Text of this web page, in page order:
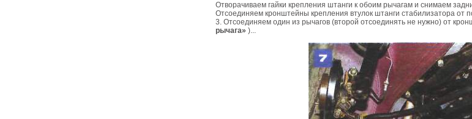
Отворачиваем гайки крепления штанги к обоим рычагам и снимаем
Отсоединяем кронштейны крепления втулок штанги стабилизатора от
3. Отсоединяем один из рычагов (второй отсоединять не нужно) от
рычага» )...